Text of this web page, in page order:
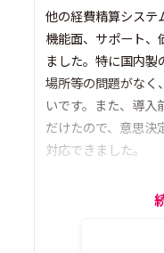
他の経費精算システ
機能面、サポート、
ました。特に国内
場所等の問題がなく
いです。また、導入
だけたので、意思決
対応できました。